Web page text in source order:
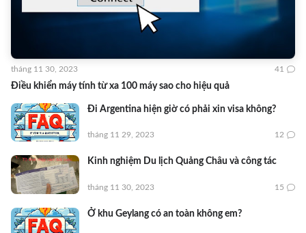
Điều khiển máy tính từ xa 100 máy sao cho hiệu quả
tháng 11 30, 2023 41
Đi Argentina hiện giờ có phải xin visa không?
tháng 11 29, 2023 12
Kinh nghiệm Du lịch Quảng Châu và công tác
tháng 11 30, 2023 15
Ở khu Geylang có an toàn không em?